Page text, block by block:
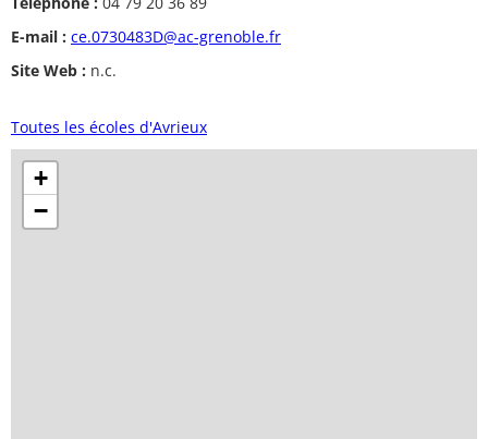
E-mail : ce.0730483D@ac-grenoble.fr
Site Web : n.c.
Toutes les écoles d'Avrieux
+
−